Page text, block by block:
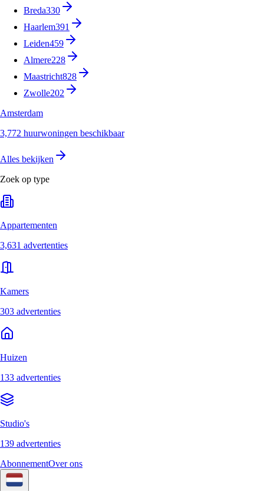
Breda330
Haarlem391
Leiden459
Almere228
Maastricht828
Zwolle202
Amsterdam
3,772 huurwoningen beschikbaar
Alles bekijken
Zoek op type
Appartementen
3,631 advertenties
Kamers
303 advertenties
Huizen
133 advertenties
Studio's
139 advertenties
AbonnementOver ons